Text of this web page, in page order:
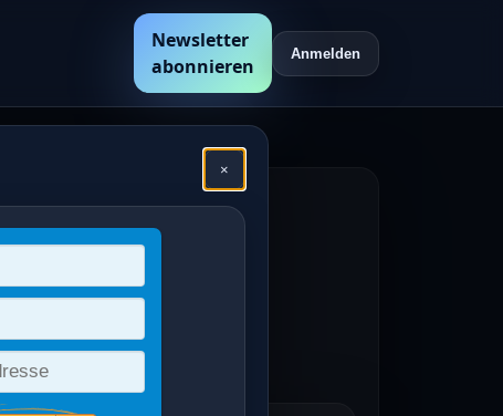
Newsletter
abonnieren
Anmelden
×
/